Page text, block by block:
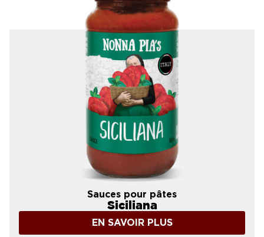
Sauces pour pâtes
Siciliana
EN SAVOIR PLUS